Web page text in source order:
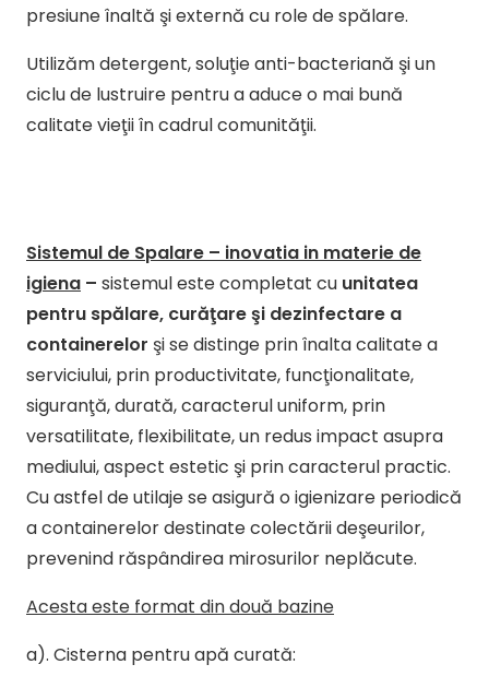
presiune înaltă şi externă cu role de spălare.
Utilizăm detergent, soluţie anti-bacteriană şi un
ciclu de lustruire pentru a aduce o mai bună
calitate vieţii în cadrul comunităţii.
Sistemul de Spalare – inovatia in materie de
igiena – sistemul este completat cu unitatea
pentru spălare, curăţare şi dezinfectare a
containerelor şi se distinge prin înalta calitate a
serviciului, prin productivitate, funcţionalitate,
siguranţă, durată, caracterul uniform, prin
versatilitate, flexibilitate, un redus impact asupra
mediului, aspect estetic şi prin caracterul practic.
Cu astfel de utilaje se asigură o igienizare periodică
a containerelor destinate colectării deşeurilor,
prevenind răspândirea mirosurilor neplăcute.
Acesta este format din două bazine
a). Cisterna pentru apă curată: